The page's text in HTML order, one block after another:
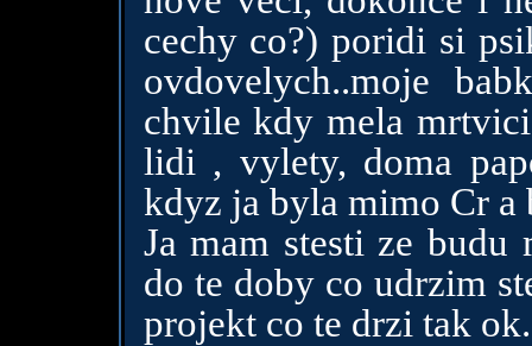
cechy co?) poridi si
ovdovelych..moje
chvile kdy mela
lidi , vylety, doma
kdyz ja byla mimo Cr a
Ja mam stesti ze
do te doby co udrzim
projekt co te drzi tak